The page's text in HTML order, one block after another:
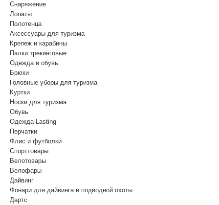
Снаряжение
Лопаты
Полотенца
Аксессуары для туризма
Крепеж и карабины
Палки трекинговые
Одежда и обувь
Брюки
Головные уборы для туризма
Куртки
Носки для туризма
Обувь
Одежда Lasting
Перчатки
Флис и футболки
Спорттовары
Велотовары
Велофары
Дайвинг
Фонари для дайвинга и подводной охоты
Дартс